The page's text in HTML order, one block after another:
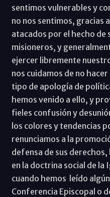
sentimos vulnerables y
no nos sentimos, gracias
atacados por el hecho de
misioneros, y
ejercer libremente
nos cuidamos de no
tipo de apología de
hemos venido a ello, y
fieles confusión y
los colores y tendencias
renunciamos a la
defensa de sus
en la doctrina social de la
cuando hemos leído
Conferencia Episcopal o